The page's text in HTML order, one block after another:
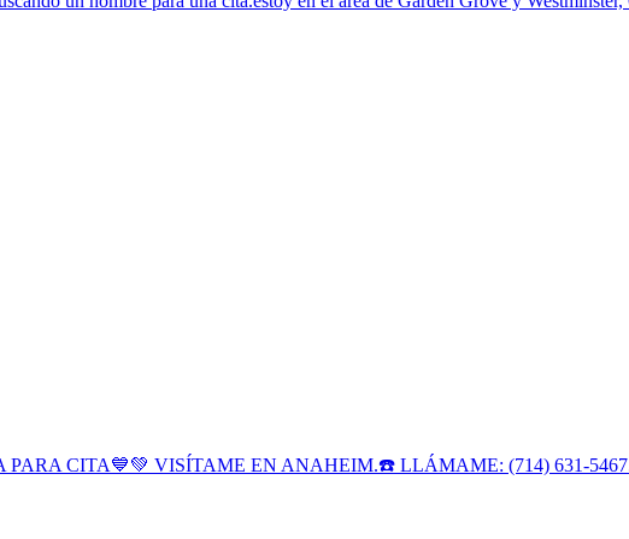
PARA CITA💙💚 VISÍTAME EN ANAHEIM.☎️ LLÁMAME: (714) 631-